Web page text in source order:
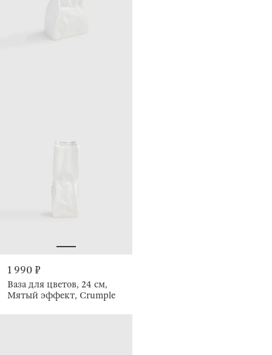
1 990 ₽
Ваза для цветов, 24 см,
Мятый эффект, Crumple